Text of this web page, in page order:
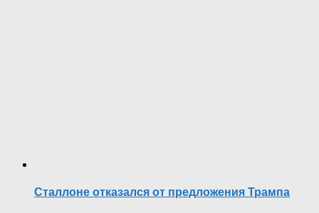
Сталлоне отказался от предложения Трампа